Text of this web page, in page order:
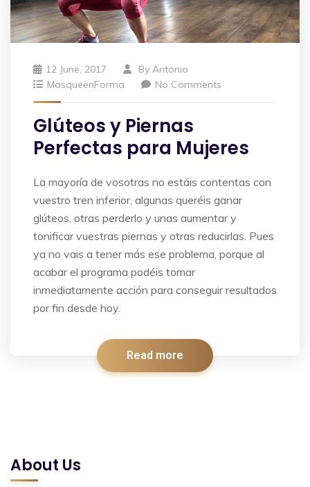
12 June, 2017 By Antonio
MasqueenForma
No Comments
Glúteos y Piernas
Perfectas para Mujeres
La mayoría de vosotras no estáis contentas con
vuestro tren inferior, algunas queréis ganar
glúteos, otras perderlo y unas aumentar y
tonificar vuestras piernas y otras reducirlas. Pues
ya no vais a tener más ese problema, porque al
acabar el programa podéis tomar
inmediatamente acción para conseguir resultados
por fin desde hoy.
Read more
About Us